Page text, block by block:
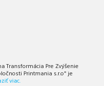
Transformácia Pre Zvýšenie
Printmania s.r.o" je
viac.